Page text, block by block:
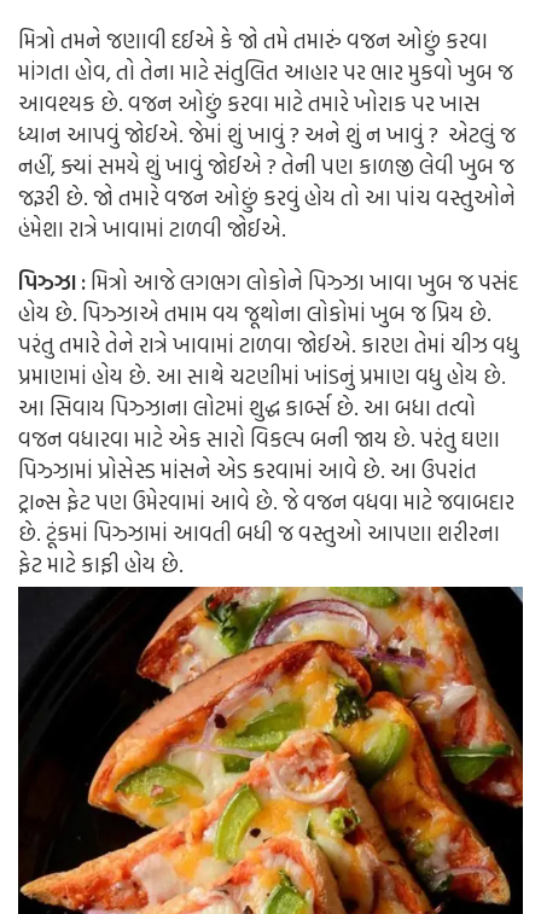
મિત્રો તમને જણાવી દઈએ કે જો તમે તમારું વજન ઓછું કરવા
માંગતા હોવ, તો તેના માટે સંતુલિત આહાર પર ભાર મુકવો ખુબ જ
આવશ્યક છે. વજન ઓછું કરવા માટે તમારે ખોરાક પર ખાસ
ધ્યાન આપવું જોઈએ. જેમાં શું ખાવું ? અને શું ન ખાવું ? એટલું જ
નહીં, ક્યાં સમયે શું ખાવું જોઈએ ? તેની પણ કાળજી લેવી ખુબ જ
જરૂરી છે. જો તમારે વજન ઓછું કરવું હોય તો આ પાંચ વસ્તુઓને
હંમેશા રાત્રે ખાવામાં ટાળવી જોઈએ.
પિઝ્ઝા :મિત્રો આજે લગભગ લોકોને પિઝ્ઝા ખાવા ખુબ જ પસંદ
હોય છે. પિઝ્ઝાએ તમામ વય જૂથોના લોકોમાં ખુબ જ પ્રિય છે.
પરંતુ તમારે તેને રાત્રે ખાવામાં ટાળવા જોઈએ. કારણ તેમાં ચીઝ વધુ
પ્રમાણમાં હોય છે. આ સાથે ચટણીમાં ખાંડનું પ્રમાણ વધુ હોય છે.
આ સિવાય પિઝ્ઝાના લોટમાં શુદ્ધ કાર્બ્સ છે. આ બધા તત્વો
વજન વધારવા માટે એક સારો વિકલ્પ બની જાય છે. પરંતુ ઘણા
પિઝ્ઝામાં પ્રોસેસ્ડ માંસને એડ કરવામાં આવે છે. આ ઉપરાંત
ટ્રાન્સ ફેટ પણ ઉમેરવામાં આવે છે. જે વજન વધવા માટે જવાબદાર
છે. ટૂંકમાં પિઝ્ઝામાં આવતી બધી જ વસ્તુઓ આપણા શરીરના
ફેટ માટે કાફી હોય છે.